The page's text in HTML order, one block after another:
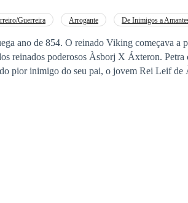
"Aceito o convite. Parto no dia da Cerimônia de
Guerreira Arrogante De Inimigos a
ano de 854. O reinado Viking começava a
reinados poderosos Àsborj X Áxteron.
pior inimigo do seu pai, o jovem Rei Leif
seus poderes e terá que lidar com